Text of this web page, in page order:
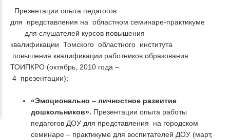
Презентации опыта педагогов
для представления на областном семинаре-практикуме
для слушателей курсов повышения
квалификации Томского областного института
повышения квалификации работников образования
ТОИПКРО (октябрь, 2010 года –
4 презентации);
«Эмоционально – личностное развитие
дошкольников». Презентации опыта работы
педагогов ДОУ для представления на городском
семинаре – практикуме для воспитателей ДОУ (март,